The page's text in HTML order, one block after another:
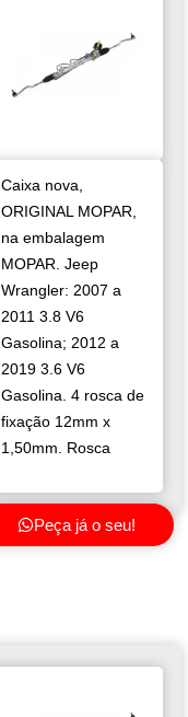
Caixa nova,
ORIGINAL MOPAR,
na embalagem
MOPAR. Jeep
Wrangler: 2007 a
2011 3.8 V6
Gasolina; 2012 a
2019 3.6 V6
Gasolina. 4 rosca de
fixação 12mm x
1,50mm. Rosca
Peça já o seu!